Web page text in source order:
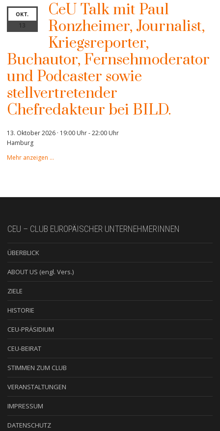
OKT.
13
CeU Talk mit Paul
Ronzheimer, Journalist,
Kriegsreporter,
Buchautor, Fernsehmoderator
und Podcaster sowie
stellvertretender
Chefredakteur bei BILD.
13. Oktober 2026 · 19:00 Uhr-22:00 Uhr
Hamburg
Mehr anzeigen …
CEU – CLUB EUROPÄISCHER UNTERNEHMERINNEN
ÜBERBLICK
ABOUT US (engl. Vers.)
ZIELE
HISTORIE
CEU-PRÄSIDIUM
CEU-BEIRAT
STIMMEN ZUM CLUB
VERANSTALTUNGEN
IMPRESSUM
DATENSCHUTZ